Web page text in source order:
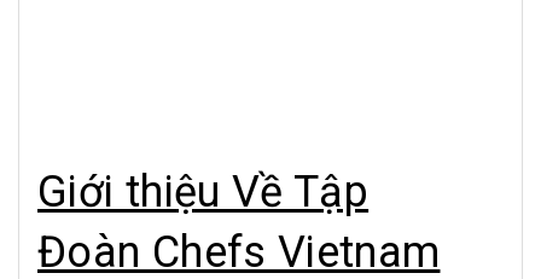
Giới thiệu Về Tập
Đoàn Chefs Vietnam